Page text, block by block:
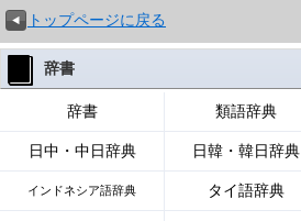
トップページに戻る
辞書
辞書 類語辞典
日中・中日辞典 日韓・韓日辞典
インドネシア語辞典 タイ語辞典